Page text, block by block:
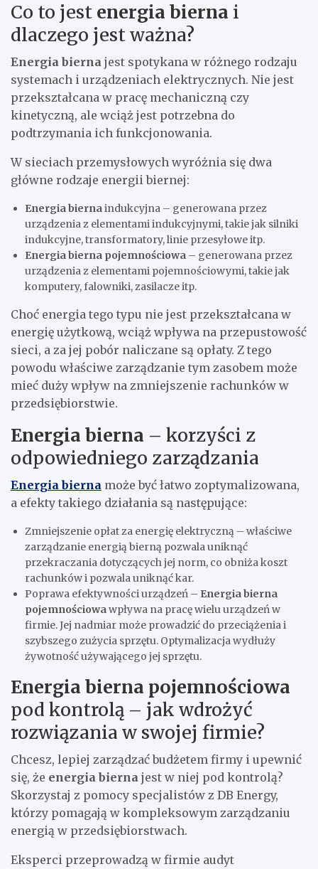
Co to jest energia bierna i
dlaczego jest ważna?
Energia bierna jest spotykana w różnego rodzaju
systemach i urządzeniach elektrycznych. Nie jest
przekształcana w pracę mechaniczną czy
kinetyczną, ale wciąż jest potrzebna do
podtrzymania ich funkcjonowania.
W sieciach przemysłowych wyróżnia się dwa
główne rodzaje energii biernej:
Energia biernaindukcyjna – generowana przez
urządzenia z elementami indukcyjnymi, takie jak silniki
indukcyjne, transformatory, linie przesyłowe itp.
Energia bierna pojemnościowa – generowana przez
urządzenia z elementami pojemnościowymi, takie jak
komputery, falowniki, zasilacze itp.
Choć energia tego typu nie jest przekształcana w
energię użytkową, wciąż wpływa na przepustowość
sieci, a za jej pobór naliczane są opłaty. Z tego
powodu właściwe zarządzanie tym zasobem może
mieć duży wpływ na zmniejszenie rachunków w
przedsiębiorstwie.
Energia bierna – korzyści z
odpowiedniego zarządzania
Energia bierna może być łatwo zoptymalizowana,
a efekty takiego działania są następujące:
Zmniejszenie opłat za energię elektryczną – właściwe
zarządzanie energią bierną pozwala uniknąć
przekraczania dotyczących jej norm, co obniża koszt
rachunków i pozwala uniknąć kar.
Poprawa efektywności urządzeń – Energia bierna
pojemnościowawpływa na pracę wielu urządzeń w
firmie. Jej nadmiar może prowadzić do przeciążenia i
szybszego zużycia sprzętu. Optymalizacja wydłuży
żywotność używającego jej sprzętu.
Energia bierna pojemnościowa
pod kontrolą – jak wdrożyć
rozwiązania w swojej firmie?
Chcesz, lepiej zarządzać budżetem firmy i upewnić
się, że energia bierna jest w niej pod kontrolą?
Skorzystaj z pomocy specjalistów z DB Energy,
którzy pomagają w kompleksowym zarządzaniu
energią w przedsiębiorstwach.
Eksperci przeprowadzą w firmie audyt